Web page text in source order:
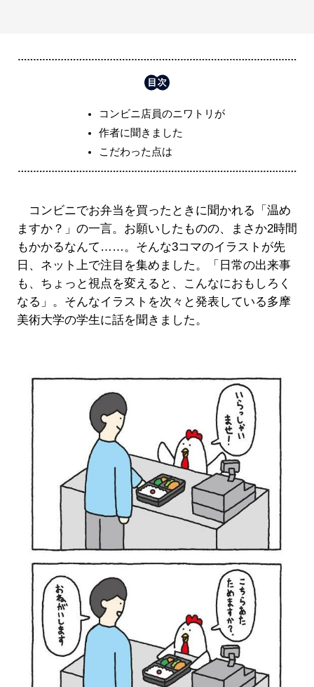
コンビニ店員のニワトリが
作者に聞きました
こだわった点は
コンビニでお弁当を買ったときに聞かれる「温め
ますか？」の一言。お願いしたものの、まさか2時間
もかかるなんて……。そんな3コマのイラストが先
日、ネット上で注目を集めました。「日常の出来事
も、ちょっと視点を変えると、こんなにおもしろく
なる」。そんなイラストを次々と発表している多摩
美術大学の学生に話を聞きました。